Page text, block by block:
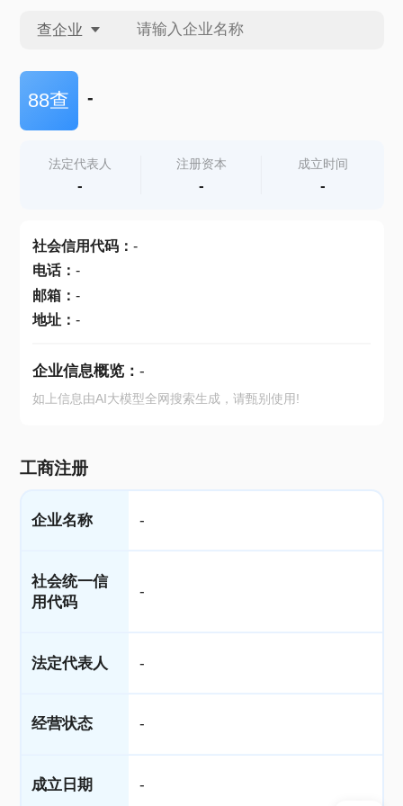
查企业
查企业
查产地
88查 -
法定代表人
-
注册资本
-
成立时间
-
社会信用代码： -
电话： -
邮箱： -
地址： -
企业信息概览： -
如上信息由AI大模型全网搜索生成，请甄别使用!
工商注册
企业名称 -
社会统一信
用代码
-
法定代表人 -
经营状态 -
成立日期 -